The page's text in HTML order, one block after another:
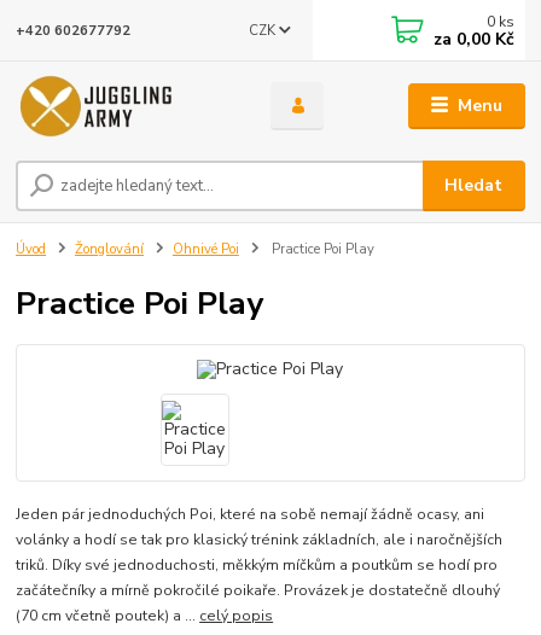
Menu
CZK
Hledat
+420 602677792 0 ks
za 0,00 Kč
Úvod Žonglování Ohnivé Poi Practice Poi Play
Practice Poi Play
Jeden pár jednoduchých Poi, které na sobě nemají žádně ocasy, ani
volánky a hodí se tak pro klasický trénink základních, ale i naročnějších
triků. Díky své jednoduchosti, měkkým míčkům a poutkům se hodí pro
začátečníky a mírně pokročilé poikaře. Provázek je dostatečně dlouhý
(70 cm včetně poutek) a ... celý popis